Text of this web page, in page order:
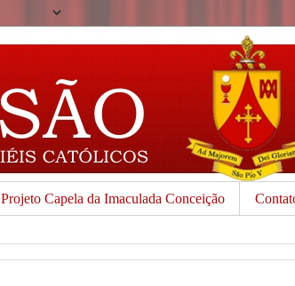
Projeto Capela da Imaculada Conceição